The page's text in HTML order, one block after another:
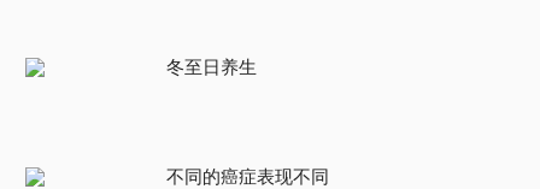
冬至日养生
不同的癌症表现不同